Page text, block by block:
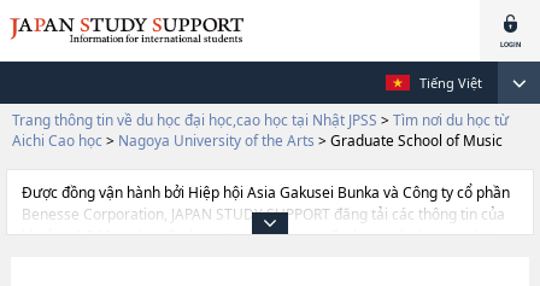
Tiếng Việt
Trang thông tin về du học đại học,cao học tại Nhật JPSS > Tìm nơi du học từ
Aichi Cao học > Nagoya University of the Arts > Graduate School of Music
Được đồng vận hành bởi Hiệp hội Asia Gakusei Bunka và Công ty cổ phần
Benesse Corporation, JAPAN STUDY SUPPORT đăng tải các thông tin của
khoảng 1.300 trường đại học, cao học, trường đại học ngắn hạn, trường